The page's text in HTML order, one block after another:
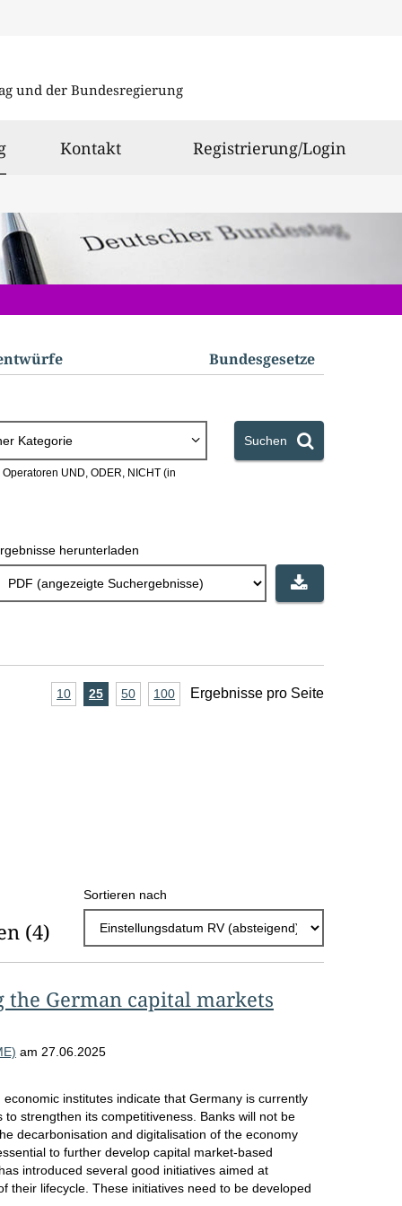
und der Bundesregierung
ausgewählt
Kontakt Registrierung/Login
Bundes­gesetze
Kategorie Suchen
UND, ODER, NICHT (in
herunterladen
A
e
b
i
s
e
p
r
10Ergebnisse
25Ergebnisse
50Ergebnisse
100Ergebnisse
Ergebnisse pro Seite
(4)
Sortieren nach
the German capital markets
am 27.06.2025
institutes indicate that Germany is currently
strengthen its competitiveness. Banks will not be
decarbonisation and digitalisation of the economy
to further develop capital market-based
introduced several good initiatives aimed at
their lifecycle. These initiatives need to be developed